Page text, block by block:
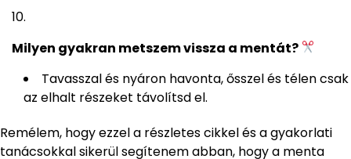
Milyen gyakran metszem vissza a mentát?
Tavasszal és nyáron havonta, ősszel és télen csak
az elhalt részeket távolítsd el.
Remélem, hogy ezzel a részletes cikkel és a gyakorlati
tanácsokkal sikerül segítenem abban, hogy a menta